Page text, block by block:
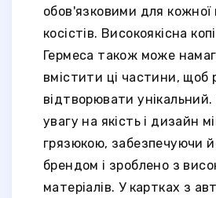
обов'язковими для кожної
косістів. Високоякісна
Гермеса також може
вмістити ці частини, щоб
відтворювати унікальний.
увагу на якість і дизайн
грязюкою, забезпечуючи
брендом і зроблено з
матеріалів. У картках з